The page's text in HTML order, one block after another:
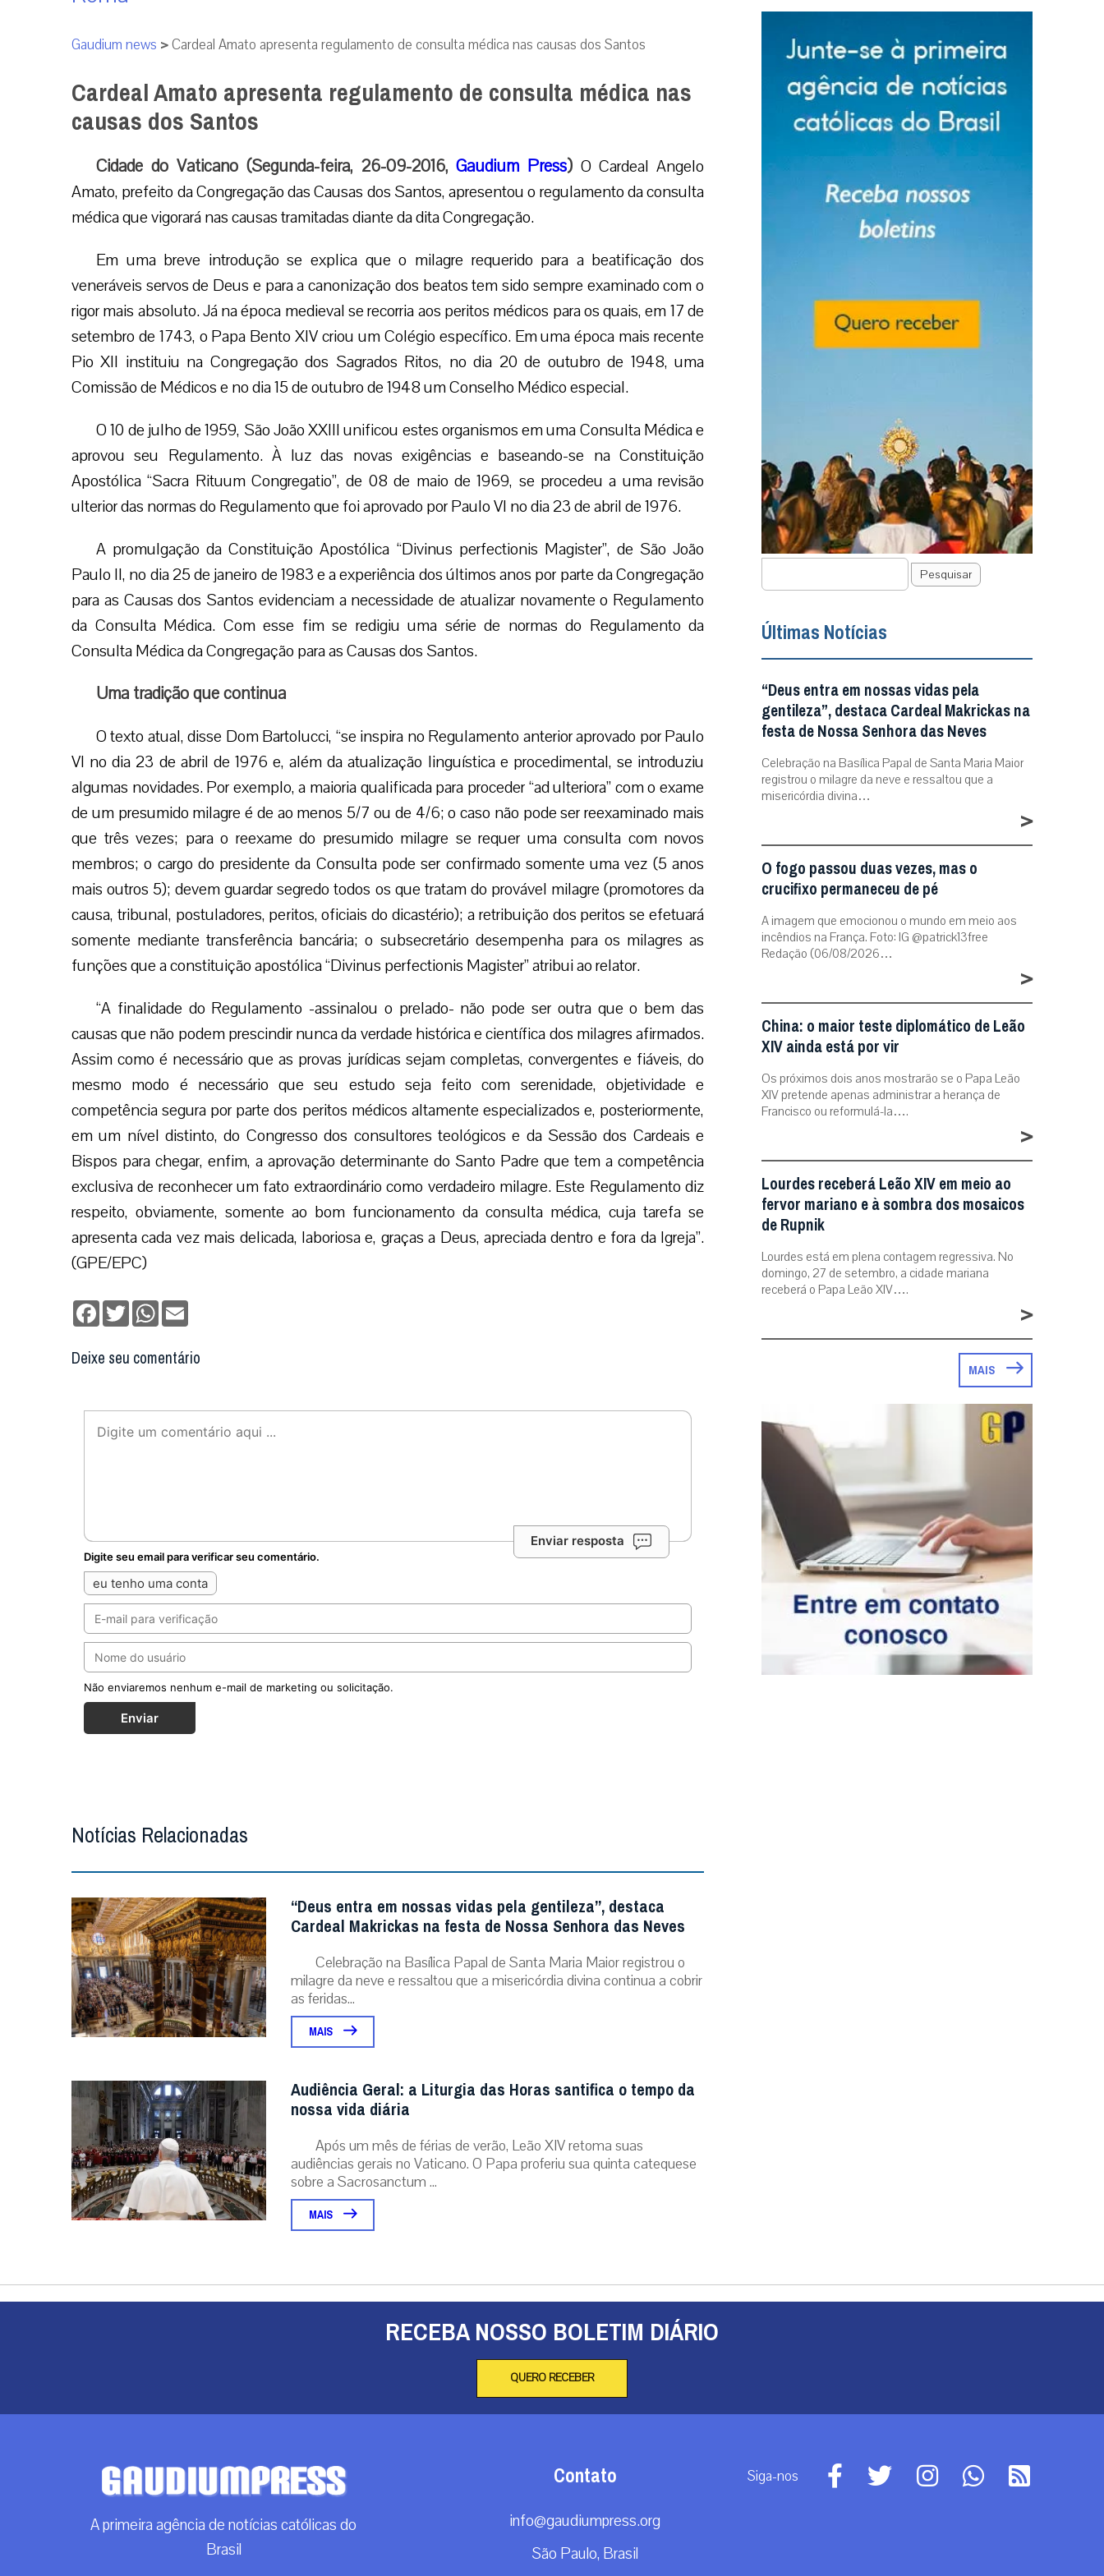
Gaudium news >Cardeal Amato apresenta regulamento de consulta médica nas causas dos Santos
Cardeal Amato apresenta regulamento de consulta médica nas
causas dos Santos
Cidade do Vaticano (Segunda-feira, 26-09-2016,Gaudium Press)O Cardeal Angelo
Amato, prefeito da Congregação das Causas dos Santos, apresentou o regulamento da consulta
médica que vigorará nas causas tramitadas diante da dita Congregação.
Em uma breve introdução se explica que o milagre requerido para a beatificação dos
veneráveis servos de Deus e para a canonização dos beatos tem sido sempre examinado com o
rigor mais absoluto. Já na época medieval se recorria aos peritos médicos para os quais, em 17 de
setembro de 1743, o Papa Bento XIV criou um Colégio específico. Em uma época mais recente
Pio XII instituiu na Congregação dos Sagrados Ritos, no dia 20 de outubro de 1948, uma
Comissão de Médicos e no dia 15 de outubro de 1948 um Conselho Médico especial.
O 10 de julho de 1959, São João XXIII unificou estes organismos em uma Consulta Médica e
aprovou seu Regulamento. À luz das novas exigências e baseando-se na Constituição
Apostólica “Sacra Rituum Congregatio”, de 08 de maio de 1969, se procedeu a uma revisão
ulterior das normas do Regulamento que foi aprovado por Paulo VI no dia 23 de abril de 1976.
A promulgação da Constituição Apostólica “Divinus perfectionis Magister”, de São João
Paulo II, no dia 25 de janeiro de 1983 e a experiência dos últimos anos por parte da Congregação
para as Causas dos Santos evidenciam a necessidade de atualizar novamente o Regulamento
da Consulta Médica. Com esse fim se redigiu uma série de normas do Regulamento da
Consulta Médica da Congregação para as Causas dos Santos.
Uma tradição que continua
O texto atual, disse Dom Bartolucci, “se inspira no Regulamento anterior aprovado por Paulo
VI no dia 23 de abril de 1976 e, além da atualização linguística e procedimental, se introduziu
algumas novidades. Por exemplo, a maioria qualificada para proceder “ad ulteriora” com o exame
de um presumido milagre é de ao menos 5/7 ou de 4/6; o caso não pode ser reexaminado mais
que três vezes; para o reexame do presumido milagre se requer uma consulta com novos
membros; o cargo do presidente da Consulta pode ser confirmado somente uma vez (5 anos
mais outros 5); devem guardar segredo todos os que tratam do provável milagre (promotores da
causa, tribunal, postuladores, peritos, oficiais do dicastério); a retribuição dos peritos se efetuará
somente mediante transferência bancária; o subsecretário desempenha para os milagres as
funções que a constituição apostólica “Divinus perfectionis Magister” atribui ao relator.
“A finalidade do Regulamento -assinalou o prelado- não pode ser outra que o bem das
causas que não podem prescindir nunca da verdade histórica e científica dos milagres afirmados.
Assim como é necessário que as provas jurídicas sejam completas, convergentes e fiáveis, do
mesmo modo é necessário que seu estudo seja feito com serenidade, objetividade e
competência segura por parte dos peritos médicos altamente especializados e, posteriormente,
em um nível distinto, do Congresso dos consultores teológicos e da Sessão dos Cardeais e
Bispos para chegar, enfim, a aprovação determinante do Santo Padre que tem a competência
exclusiva de reconhecer um fato extraordinário como verdadeiro milagre. Este Regulamento diz
respeito, obviamente, somente ao bom funcionamento da consulta médica, cuja tarefa se
apresenta cada vez mais delicada, laboriosa e, graças a Deus, apreciada dentro e fora da Igreja”.
(GPE/EPC)
Facebook
TwitterWhatsApp
Deixe seu comentário
Enviar resposta
Digite seu email para verificar seu comentário.
eu tenho uma conta
Não enviaremos nenhum e-mail de marketing ou solicitação.
Enviar
Notícias Relacionadas
“Deus entra em nossas vidas pela gentileza”, destaca
Cardeal Makrickas na festa de Nossa Senhora das Neves
Celebração na Basílica Papal de Santa Maria Maior registrou o
milagre da neve e ressaltou que a misericórdia divina continua a cobrir
as feridas...
MAIS
Audiência Geral: a Liturgia das Horas santifica o tempo da
nossa vida diária
Após um mês de férias de verão, Leão XIV retoma suas
audiências gerais no Vaticano. O Papa proferiu sua quinta catequese
sobre a Sacrosanctum ...
MAIS
Pesquisar
Últimas Notícias
“Deus entra em nossas vidas pela
gentileza”, destaca Cardeal Makrickas na
festa de Nossa Senhora das Neves
Celebração na Basílica Papal de Santa Maria Maior
registrou o milagre da neve e ressaltou que a
misericórdia divina…
>
O fogo passou duas vezes, mas o
crucifixo permaneceu de pé
A imagem que emocionou o mundo em meio aos
incêndios na França. Foto: IG @patrick13free
Redação (06/08/2026…
>
China: o maior teste diplomático de Leão
XIV ainda está por vir
Os próximos dois anos mostrarão se o Papa Leão
XIV pretende apenas administrar a herança de
Francisco ou reformulá-la….
>
Lourdes receberá Leão XIV em meio ao
fervor mariano e à sombra dos mosaicos
de Rupnik
Lourdes está em plena contagem regressiva. No
domingo, 27 de setembro, a cidade mariana
receberá o Papa Leão XIV….
>
MAIS
RECEBA NOSSO BOLETIM DIÁRIO
QUERO RECEBER
A primeira agência de notícias católicas do
Brasil
Contato
info@gaudiumpress.org
São Paulo, Brasil
Siga-nos